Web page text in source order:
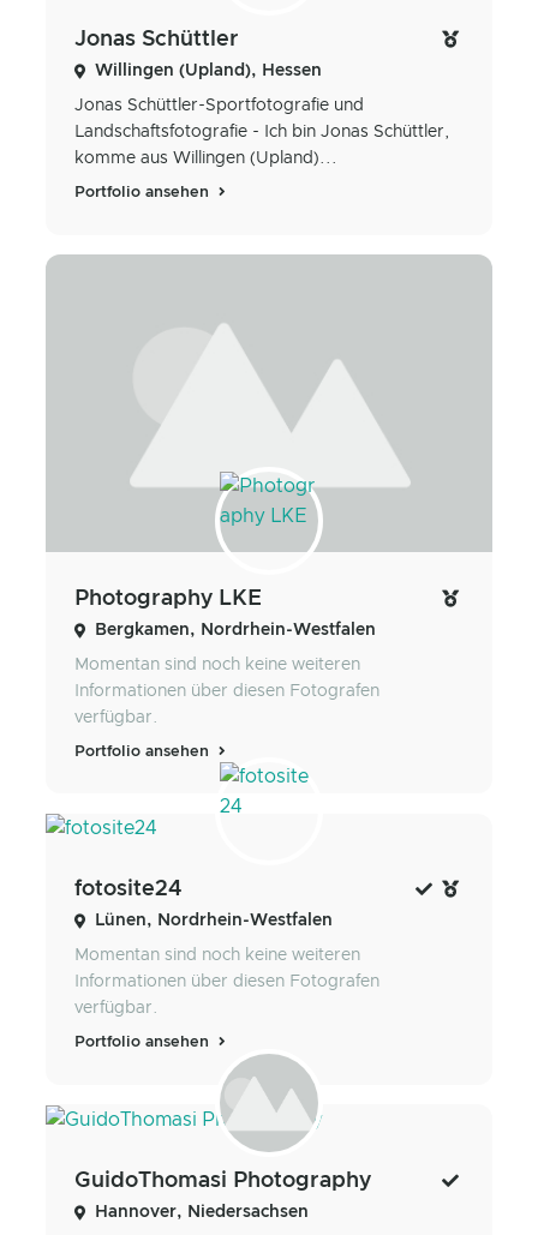
Jonas Schüttler
Willingen (Upland), Hessen
Jonas Schüttler-Sportfotografie und
Landschaftsfotografie - Ich bin Jonas Schüttler,
komme aus Willingen (Upland)...
Portfolio ansehen
Photography LKE
Bergkamen, Nordrhein-Westfalen
Momentan sind noch keine weiteren
Informationen über diesen Fotografen
verfügbar.
Portfolio ansehen
fotosite24
Lünen, Nordrhein-Westfalen
Momentan sind noch keine weiteren
Informationen über diesen Fotografen
verfügbar.
Portfolio ansehen
GuidoThomasi Photography
Hannover, Niedersachsen